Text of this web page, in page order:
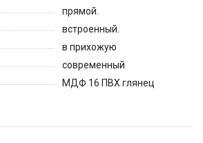
прямой.
встроенный.
в прихожую
современный
МДФ 16 ПВХ глянец